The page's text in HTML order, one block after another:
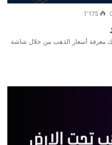
1٬175
اليوم ، يمكنك معرفة أسعار الذهب من خلال شاشة